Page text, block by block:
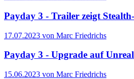
Payday 3 - Trailer zeigt
17.07.2023 von Marc Friedrichs
Payday 3 - Upgrade auf
15.06.2023 von Marc Friedrichs